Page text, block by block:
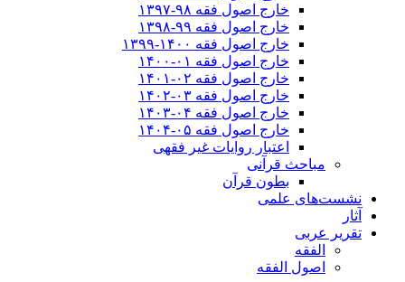
خارج اصول فقه ۹۸-۱۳۹۷
خارج اصول فقه ۹۹-۱۳۹۸
خارج اصول فقه ۱۴۰۰-۱۳۹۹
خارج اصول فقه ۰۱-۱۴۰۰
خارج اصول فقه ۰۲-۱۴۰۱
خارج اصول فقه ۰۳-۱۴۰۲
خارج اصول فقه ۰۴-۱۴۰۳
خارج اصول فقه ۰۵-۱۴۰۴
اعتبار روایات غیر فقهی
مباحث قرآنی
بطون قرآن
نشست‌های علمی
آثار
تقریر عربی
الفقه
اصول الفقه